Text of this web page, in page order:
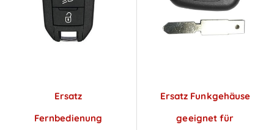
Ersatz
Fernbedienung
Ersatz Funkgehäuse
geeignet für